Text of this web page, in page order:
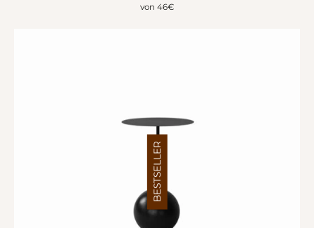
von 46€
BESTSELLER